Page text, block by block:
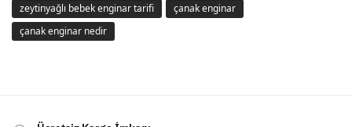
zeytinyağlı bebek enginar tarifi
çanak enginar
çanak enginar nedir